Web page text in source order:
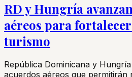
RD y Hungría
aéreos para
turismo
República Dominicana y
acuerdos aéreos que permitirán